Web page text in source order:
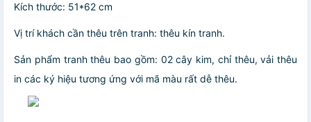
Kích thước: 51*62 cm
Vị trí khách cần thêu trên tranh: thêu kín tranh.
Sản phẩm tranh thêu bao gồm: 02 cây kim, chỉ thêu, vải thêu
in các ký hiệu tương ứng với mã màu rất dễ thêu.